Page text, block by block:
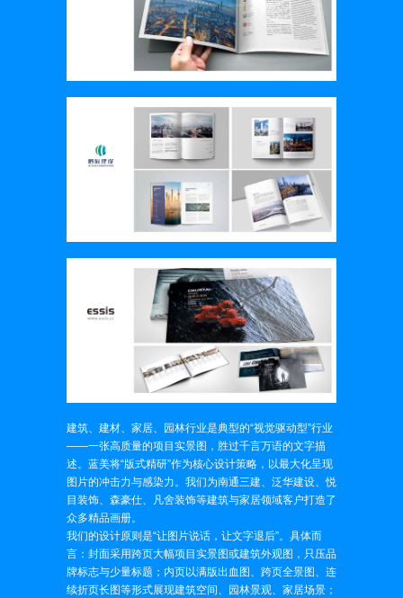
建筑、建材、家居、园林行业是典型的“视觉驱动型”行业
——一张高质量的项目实景图，胜过千言万语的文字描
述。蓝美将“版式精研”作为核心设计策略，以最大化呈现
图片的冲击力与感染力。我们为南通三建、泛华建设、悦
目装饰、森豪仕、凡舍装饰等建筑与家居领域客户打造了
众多精品画册。
我们的设计原则是“让图片说话，让文字退后”。具体而
言：封面采用跨页大幅项目实景图或建筑外观图，只压品
牌标志与少量标题；内页以满版出血图、跨页全景图、连
续折页长图等形式展现建筑空间、园林景观、家居场景；